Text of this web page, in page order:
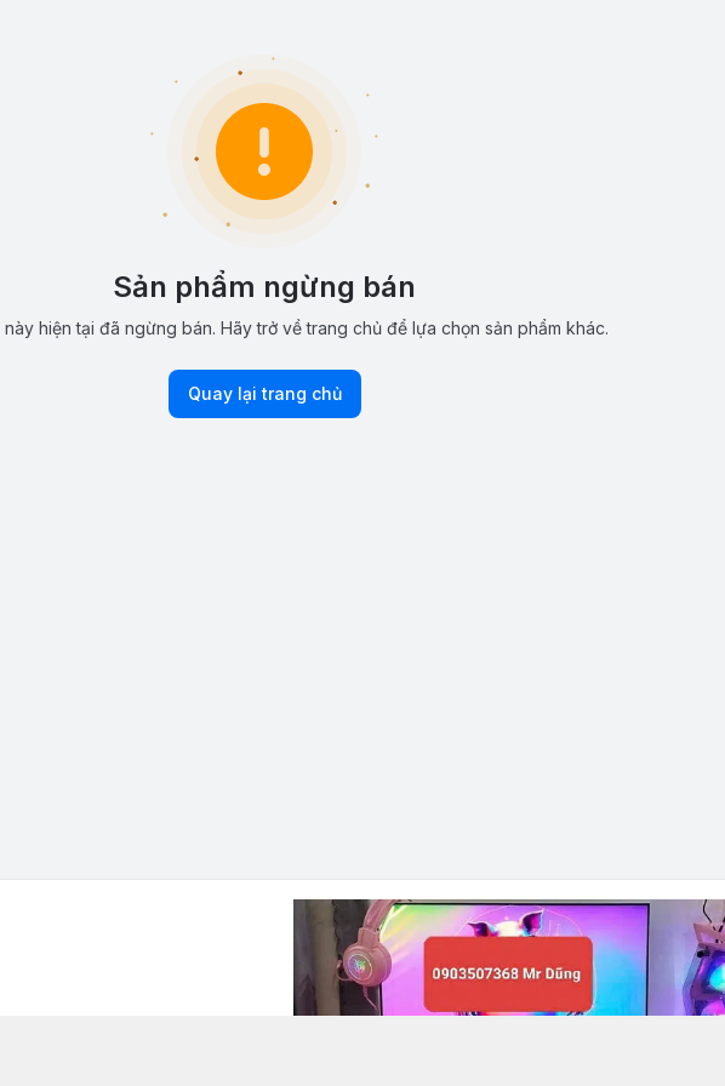
Sản phẩm ngừng bán
này hiện tại đã ngừng bán. Hãy trở về trang chủ để lựa chọn sản phẩm khác.
Quay lại trang chủ